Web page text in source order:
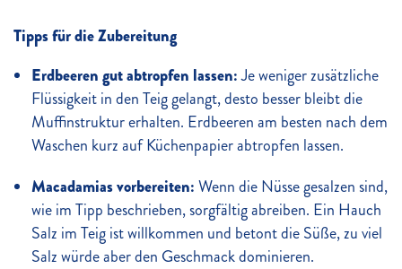
Tipps für die Zubereitung
Erdbeeren gut abtropfen lassen:Je weniger zusätzliche
Flüssigkeit in den Teig gelangt, desto besser bleibt die
Muffinstruktur erhalten. Erdbeeren am besten nach dem
Waschen kurz auf Küchenpapier abtropfen lassen.
Macadamias vorbereiten:Wenn die Nüsse gesalzen sind,
wie im Tipp beschrieben, sorgfältig abreiben. Ein Hauch
Salz im Teig ist willkommen und betont die Süße, zu viel
Salz würde aber den Geschmack dominieren.